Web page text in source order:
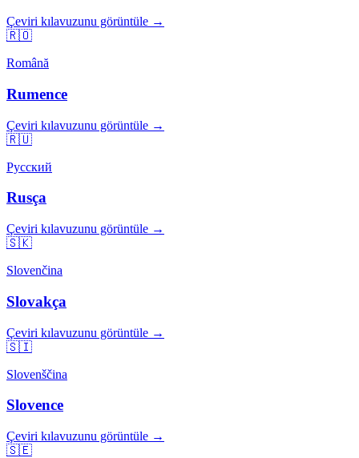
Çeviri kılavuzunu görüntüle →
🇷🇴
Română
Rumence
Çeviri kılavuzunu görüntüle →
🇷🇺
Русский
Rusça
Çeviri kılavuzunu görüntüle →
🇸🇰
Slovenčina
Slovakça
Çeviri kılavuzunu görüntüle →
🇸🇮
Slovenščina
Slovence
Çeviri kılavuzunu görüntüle →
🇸🇪